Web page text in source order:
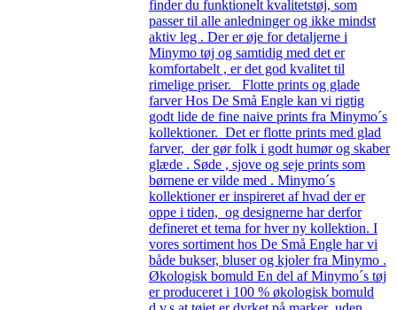
finder du funktionelt kvalitetstøj, som
passer til alle anledninger og ikke mindst
aktiv leg . Der er øje for detaljerne i
Minymo tøj og samtidig med det er
komfortabelt , er det god kvalitet til
rimelige priser. Flotte prints og glade
farver Hos De Små Engle kan vi rigtig
godt lide de fine naive prints fra Minymo´s
kollektioner. Det er flotte prints med glad
farver, der gør folk i godt humør og skaber
glæde . Søde , sjove og seje prints som
børnene er vilde med . Minymo´s
kollektioner er inspireret af hvad der er
oppe i tiden, og designerne har derfor
defineret et tema for hver ny kollektion. I
vores sortiment hos De Små Engle har vi
både bukser, bluser og kjoler fra Minymo .
Økologisk bomuld En del af Minymo´s tøj
er produceret i 100 % økologisk bomuld